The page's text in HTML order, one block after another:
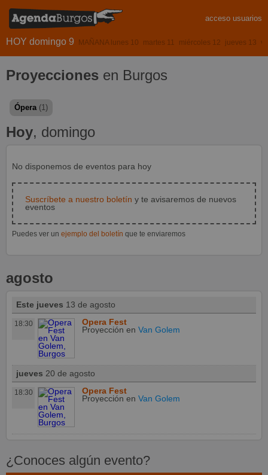
acceso usuarios
HOY domingo 9 MAÑANA lunes 10 martes 11 miércoles 12 jueves 13
Proyecciones en Burgos
Ópera (1)
Hoy, domingo
No disponemos de eventos para hoy
Suscríbete a nuestro boletín y te avisaremos de nuevos
eventos
Puedes ver un ejemplo del boletín que te enviaremos
agosto
Este jueves 13 de agosto
18:30
Opera Fest
Proyección en Van Golem
jueves 20 de agosto
18:30
Opera Fest
Proyección en Van Golem
¿Conoces algún evento?